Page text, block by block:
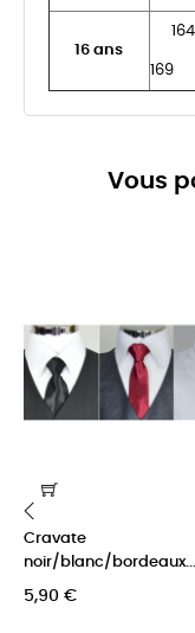
16 ans
164
169
Vous
Cravate
noir/blanc/bordeaux...
5,90 €
‹